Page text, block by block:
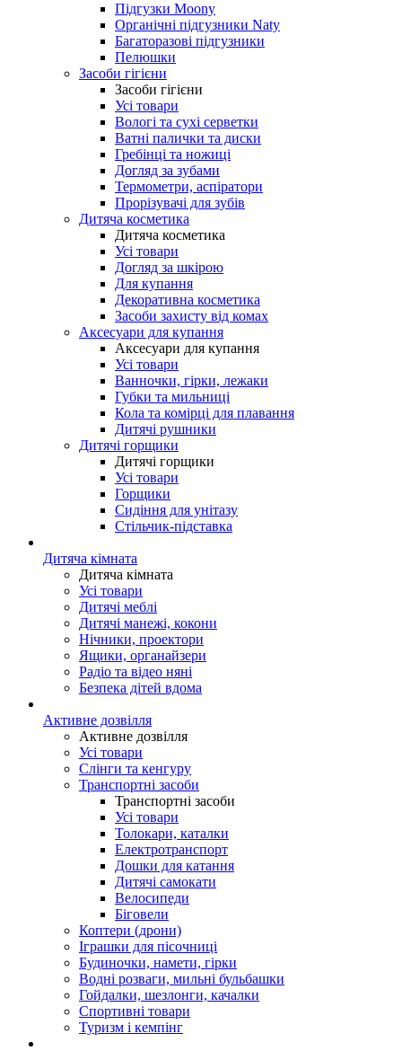
Підгузки Moony
Органічні підгузники Naty
Багаторазові підгузники
Пелюшки
Засоби гігієни
Засоби гігієни
Усі товари
Вологі та сухі серветки
Ватні палички та диски
Гребінці та ножиці
Догляд за зубами
Термометри, аспіратори
Прорізувачі для зубів
Дитяча косметика
Дитяча косметика
Усі товари
Догляд за шкірою
Для купання
Декоративна косметика
Засоби захисту від комах
Аксесуари для купання
Аксесуари для купання
Усі товари
Ванночки, гірки, лежаки
Губки та мильниці
Кола та комірці для плавання
Дитячі рушники
Дитячі горщики
Дитячі горщики
Усі товари
Горщики
Сидіння для унітазу
Стільчик-підставка
Дитяча кімната
Дитяча кімната
Усі товари
Дитячі меблі
Дитячі манежі, кокони
Нічники, проектори
Ящики, органайзери
Радіо та відео няні
Безпека дітей вдома
Активне дозвілля
Активне дозвілля
Усі товари
Слінги та кенгуру
Транспортні засоби
Транспортні засоби
Усі товари
Толокари, каталки
Електротранспорт
Дошки для катання
Дитячі самокати
Велосипеди
Біговели
Коптери (дрони)
Іграшки для пісочниці
Будиночки, намети, гірки
Водні розваги, мильні бульбашки
Гойдалки, шезлонги, качалки
Спортивні товари
Туризм і кемпінг